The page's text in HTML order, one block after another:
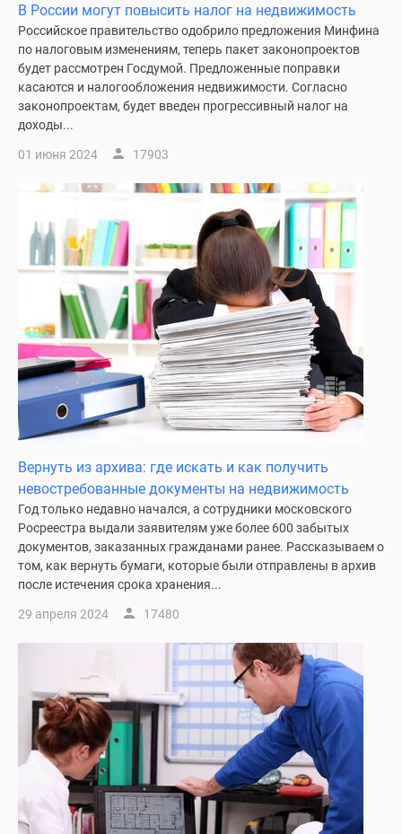
В России могут повысить налог на недвижимость
Российское правительство одобрило предложения Минфина
по налоговым изменениям, теперь пакет законопроектов
будет рассмотрен Госдумой. Предложенные поправки
касаются и налогообложения недвижимости. Согласно
законопроектам, будет введен прогрессивный налог на
доходы...
01 июня 2024 17903
Вернуть из архива: где искать и как получить
невостребованные документы на недвижимость
Год только недавно начался, а сотрудники московского
Росреестра выдали заявителям уже более 600 забытых
документов, заказанных гражданами ранее. Рассказываем о
том, как вернуть бумаги, которые были отправлены в архив
после истечения срока хранения...
29 апреля 2024 17480